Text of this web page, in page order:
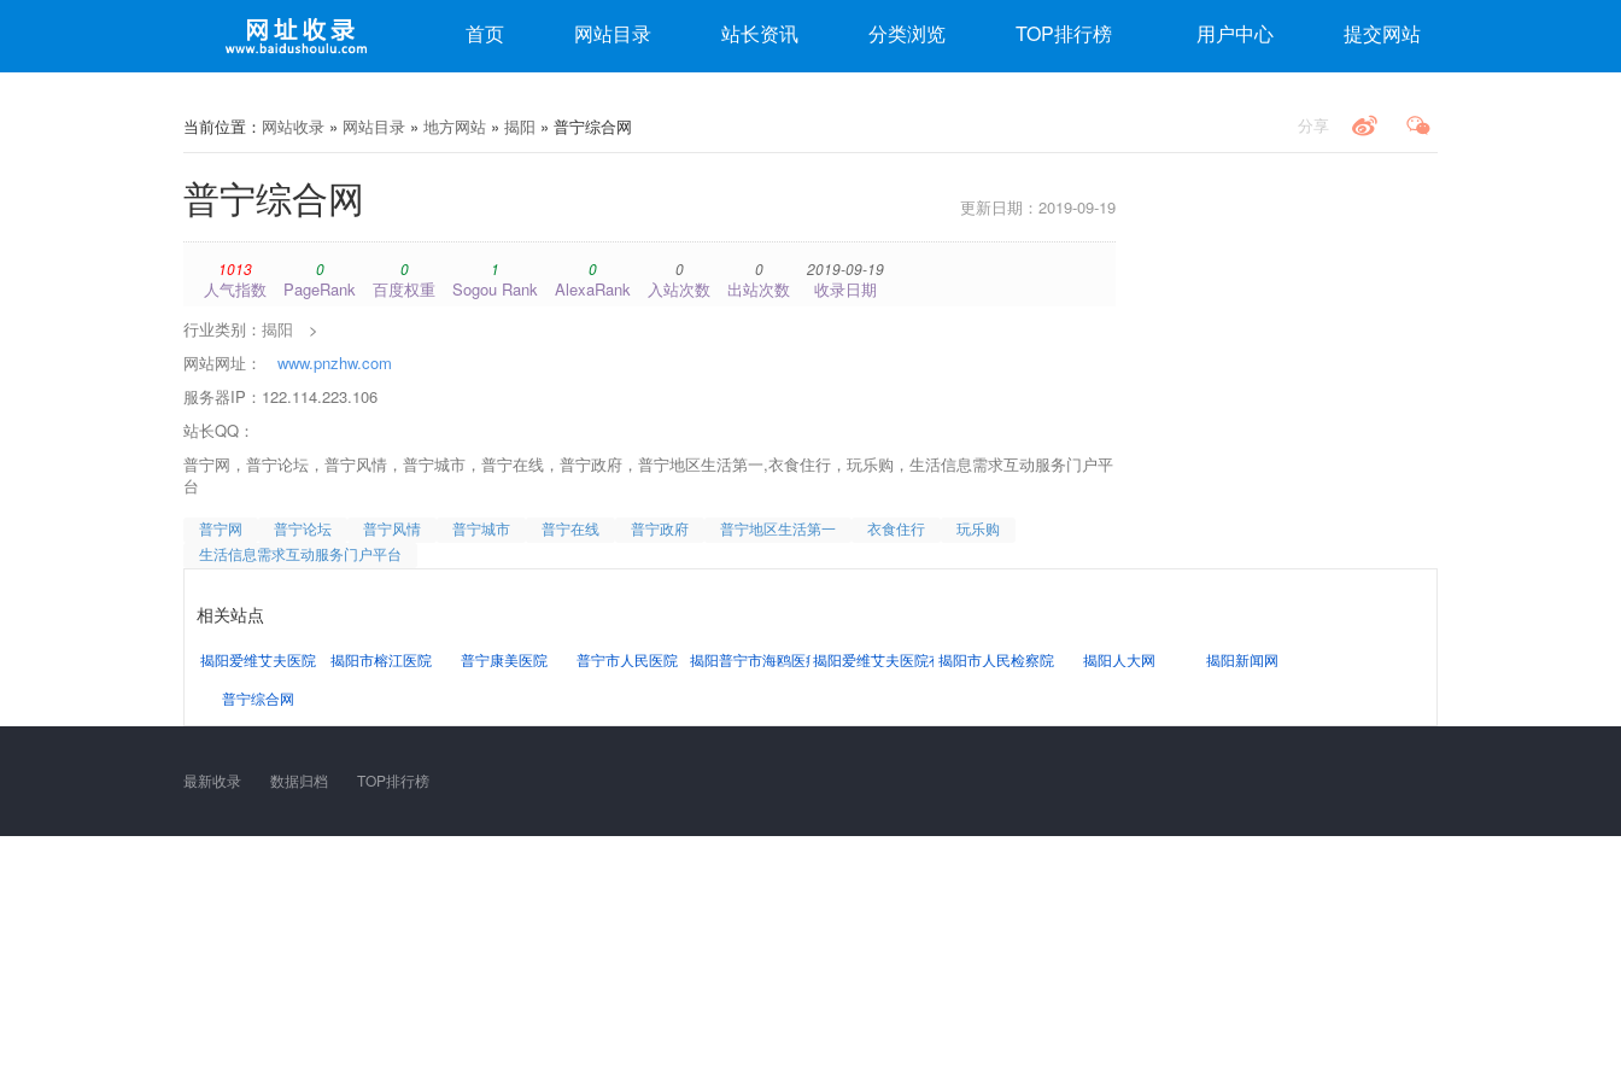
首页 网站目录 站长资讯 分类浏览 TOP排行榜 用户中心 提交网站
分享
微信
当前位置： 网站收录 » 网站目录 » 地方网站 » 揭阳 » 普宁综合网
更新日期：2019-09-19
普宁综合网
1013
人气指数
0
PageRank
0
百度权重
1
Sogou Rank
0
AlexaRank
0
入站次数
0
出站次数
2019-09-19
收录日期
行业类别： 揭阳
>
网站网址：
www.pnzhw.com
服务器IP：122.114.223.106
站长QQ：
普宁网，普宁论坛，普宁风情，普宁城市，普宁在线，普宁政府，普宁地区生活第一,衣食住行，玩乐购，生活信息需求互动服务门户平
台
普宁网 普宁论坛 普宁风情 普宁城市 普宁在线 普宁政府 普宁地区生活第一 衣食住行
玩乐购
生活信息需求互动服务门户平台
相关站点
揭阳爱维艾夫医院 揭阳市榕江医院 普宁康美医院 普宁市人民医院 揭阳普宁市海鸥医疗器械有限公司
揭阳爱维艾夫医院有限公司揭阳市人民检察院 揭阳人大网
揭阳新闻网
普宁综合网
最新收录 数据归档 TOP排行榜